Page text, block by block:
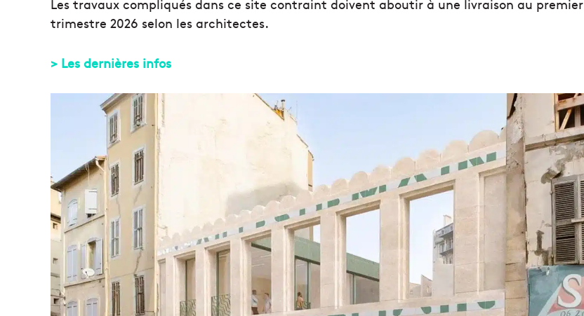
Les travaux compliqués dans ce site contraint doivent aboutir à une livraison au premier
trimestre 2026 selon les architectes.
> Les dernières infos